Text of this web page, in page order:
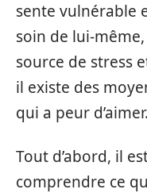
sente vulnérable
soin de lui-
source de stress
il existe des
qui a peur d’aimer.
Tout d’abord, il
comprendre ce